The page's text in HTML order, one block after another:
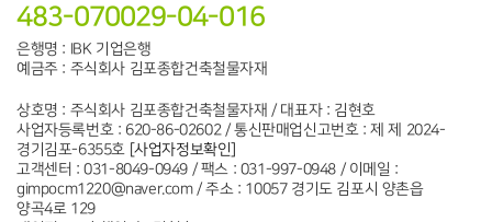
상호명 : 주식회사 김포종합건축철물자재 / 대표자 : 김현호
사업자등록번호 : 620-86-02602 / 통신판매업신고번호 : 제 제 2024-
경기김포-6355호 [사업자정보확인]
고객센터 : 031-8049-0949 / 팩스 : 031-997-0948 / 이메일 :
gimpocm1220@naver.com / 주소 : 10057 경기도 김포시 양촌읍
양곡4로 129
483-070029-04-016
은행명 : IBK 기업은행
예금주 : 주식회사 김포종합건축철물자재